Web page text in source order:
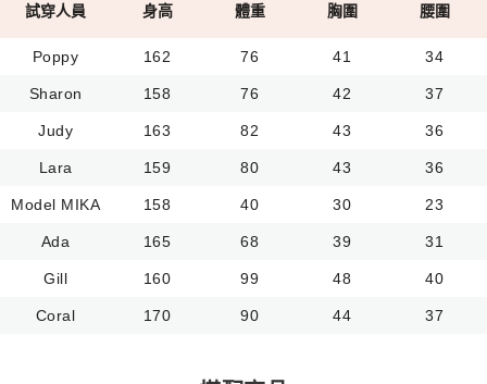
試穿人員 身高 體重 胸圍 腰圍
Poppy 162 76 41 34
Sharon 158 76 42 37
Judy 163 82 43 36
Lara 159 80 43 36
Model MIKA 158 40 30 23
Ada 165 68 39 31
Gill 160 99 48 40
Coral 170 90 44 37